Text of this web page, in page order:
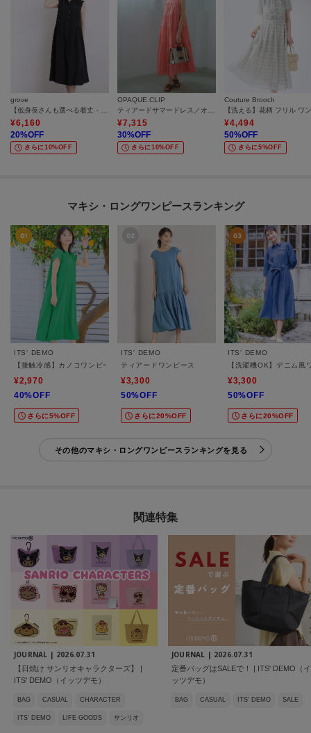
grove
¥6,160
20%OFF
さらに10%OFF
OPAQUE.CLIP
¥7,315
30%OFF
さらに10%OFF
Couture Brooch
¥4,494
50%OFF
さらに5%OFF
マキシ・ロングワンピースランキング
ITS' DEMO
【接触冷感】カノコワンピース
¥2,970
40%OFF
さらに5%OFF
ITS' DEMO
ティアードワンピース
¥3,300
50%OFF
さらに20%OFF
ITS' DEMO
【洗濯機OK】デニム風
¥3,300
50%OFF
さらに20%OFF
その他のマキシ・ロングワンピースランキングを見る
関連特集
JOURNAL | 2026.07.31
【日焼け サンリオキャラクターズ】 |
ITS' DEMO（イッツデモ）
BAG CASUAL CHARACTER
ITS' DEMO LIFE GOODS サンリオ
JOURNAL | 2026.07.31
定番バッグはSALEで！ | ITS' DEMO（イ
ッツデモ）
BAG CASUAL ITS' DEMO SALE